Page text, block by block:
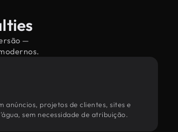
—
anúncios, projetos de clientes, sites e
sem necessidade de atribuição.